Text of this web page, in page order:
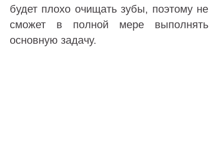
будет плохо очищать зубы, поэтому не
сможет в полной мере выполнять
основную задачу.